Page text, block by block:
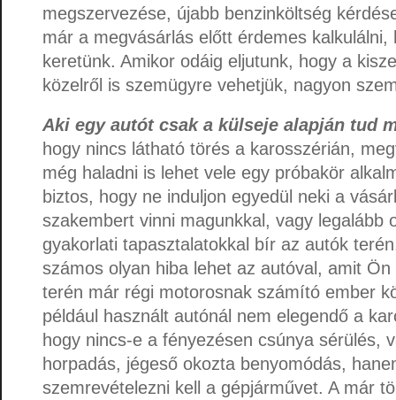
megszervezése, újabb benzinköltség
már a megvásárlás előtt érdemes kalkulálni,
keretünk. Amikor odáig eljutunk, hogy a
közelről is szemügyre vehetjük, nagyon
Aki egy autót csak a külseje alapján tud
hogy nincs látható törés a karosszérián,
még haladni is lehet vele egy próbakör
biztos, hogy ne induljon egyedül neki a
szakembert vinni magunkkal, vagy legalább
gyakorlati tapasztalatokkal bír az autók
számos olyan hiba lehet az autóval, amit
terén már régi motorosnak számító ember
például használt autónál nem elegendő a
hogy nincs-e a fényezésen csúnya sérülés,
horpadás, jégeső okozta benyomódás,
szemrevételezni kell a gépjárművet. A már